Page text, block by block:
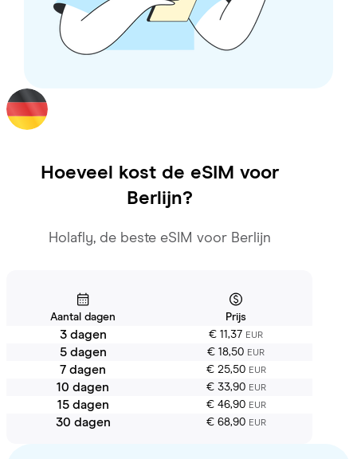
Hoeveel kost de eSIM voor
Berlijn?
Holafly, de beste eSIM voor Berlijn
Aantal dagen Prijs
3 dagen € 11,37 EUR
5 dagen € 18,50 EUR
7 dagen € 25,50 EUR
10 dagen € 33,90 EUR
15 dagen € 46,90 EUR
30 dagen € 68,90 EUR